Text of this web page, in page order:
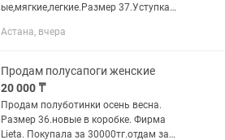
ые,мягкие,легкие.Размер 37.Уступка
Астана, вчера
Продам полусапоги женские
20 000 ₸
Продам полуботинки осень весна.
Размер 36.новые в коробке. Фирма
Lieta. Покупала за 30000тг.отдам за